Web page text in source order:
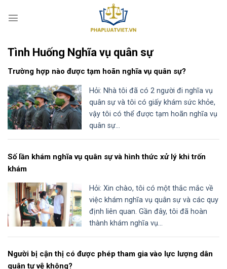
Tình Huống Nghĩa vụ quân sự
Trường hợp nào được tạm hoãn nghĩa vụ quân sự?
Hỏi: Nhà tôi đã có 2 người đi nghĩa vụ
quân sự và tôi có giấy khám sức khỏe,
vậy tôi có thể được tạm hoãn nghĩa vụ
quân sự...
Số lần khám nghĩa vụ quân sự và hình thức xử lý khi trốn
khám
Hỏi: Xin chào, tôi có một thắc mắc về
việc khám nghĩa vụ quân sự và các quy
định liên quan. Gần đây, tôi đã hoàn
thành khám nghĩa vụ...
Người bị cận thị có được phép tham gia vào lực lượng dân
quân tự vệ không?